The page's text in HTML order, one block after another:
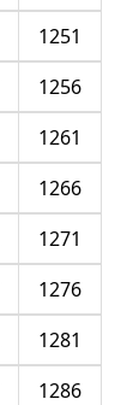
1251
1256
1261
1266
1271
1276
1281
1286